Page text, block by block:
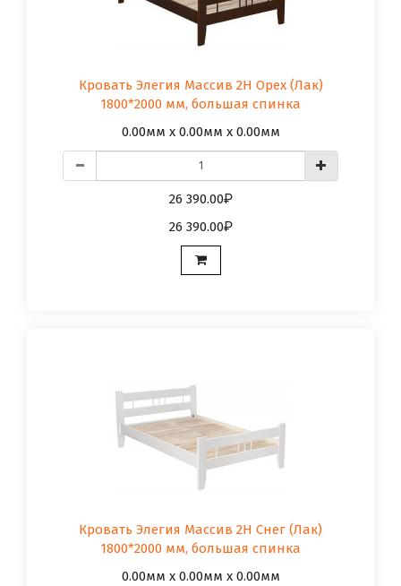
Кровать Элегия Массив 2Н Орех (Лак)
1800*2000 мм, большая спинка
0.00мм x 0.00мм x 0.00мм
26 390.00
26 390.00
Кровать Элегия Массив 2Н Снег (Лак)
1800*2000 мм, большая спинка
0.00мм x 0.00мм x 0.00мм